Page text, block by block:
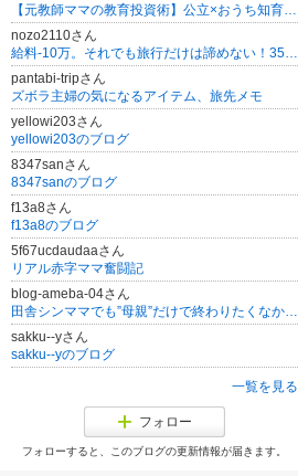
【元教師ママの教育投資術】公立×おうち知育で「教育費1000万」を貯めるブログ
nozo2110さん
給料-10万。それでも旅行だけは諦めない！35歳姉妹ママの節約リアル
pantabi-tripさん
ズボラ主婦の気になるアイテム、旅先メモ
yellowi203さん
yellowi203のブログ
8347sanさん
8347sanのブログ
f13a8さん
f13a8のブログ
5f67ucdaudaaさん
リアル赤字ママ奮闘記
blog-ameba-04さん
田舎シンママでも”母親”だけで終わりたくなかった
sakku--yさん
sakku--yのブログ
一覧を見る
フォロー
フォローすると、このブログの更新情報が届きます。